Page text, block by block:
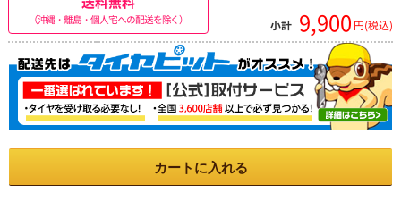
（沖縄・離島・個人宅への配送を除く） 小計 9,900 円(税込)
カートに入れる